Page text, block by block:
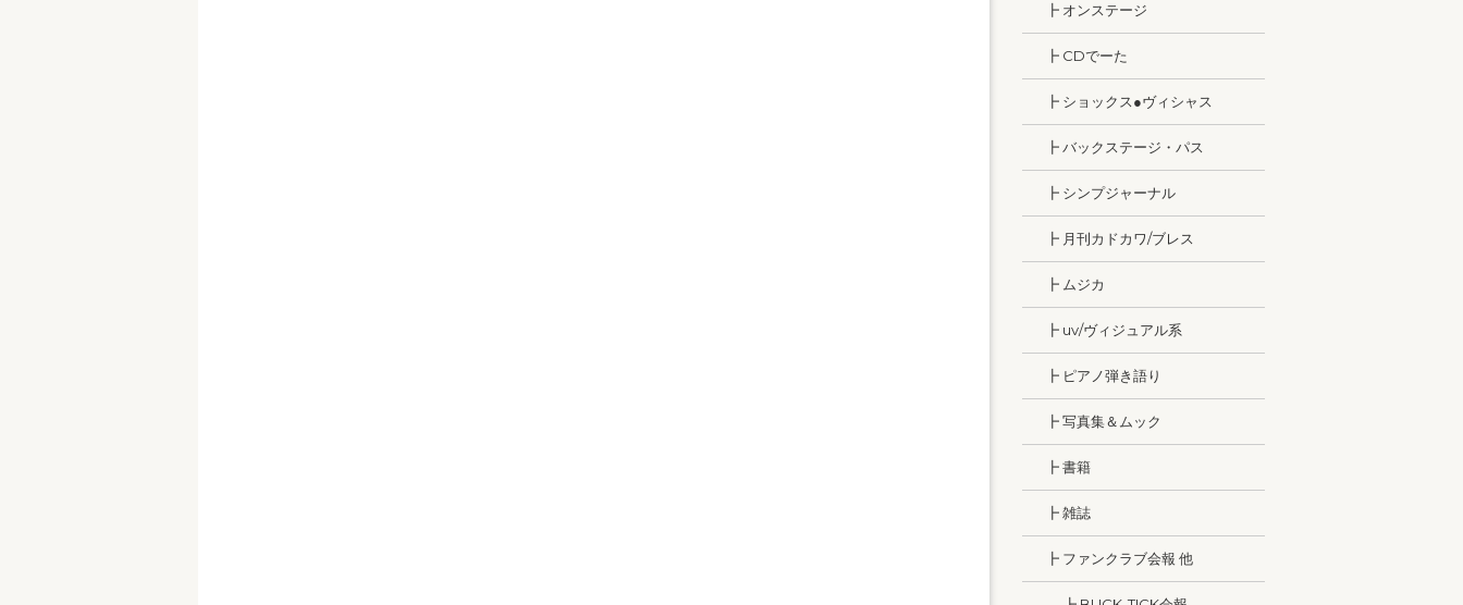
┣ オンステージ
┣ CDでーた
┣ ショックス●ヴィシャス
┣ バックステージ・パス
┣ シンプジャーナル
┣ 月刊カドカワ/ブレス
┣ ムジカ
┣ uv/ヴィジュアル系
┣ ピアノ弾き語り
┣ 写真集＆ムック
┣ 書籍
┣ 雑誌
┣ ファンクラブ会報 他